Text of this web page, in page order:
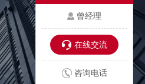
曾经理
在线交流
咨询电话